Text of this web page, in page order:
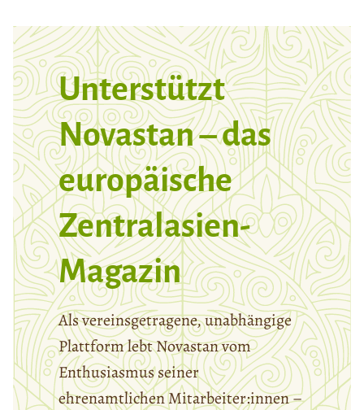
Unterstützt
Novastan – das
europäische
Zentralasien-
Magazin
Als vereinsgetragene, unabhängige
Plattform lebt Novastan vom
Enthusiasmus seiner
ehrenamtlichen Mitarbeiter:innen –